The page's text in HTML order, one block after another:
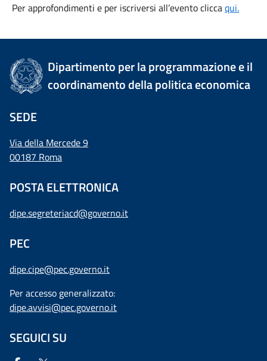
Per approfondimenti e per iscriversi all’evento cliccaqui.
Dipartimento per la programmazione e il
coordinamento della politica economica
SEDE
Via della Mercede 9
00187 Roma
POSTA ELETTRONICA
dipe.segreteriacd@governo.it
PEC
dipe.cipe@pec.governo.it
Per accesso generalizzato:
dipe.avvisi@pec.governo.it
SEGUICI SU